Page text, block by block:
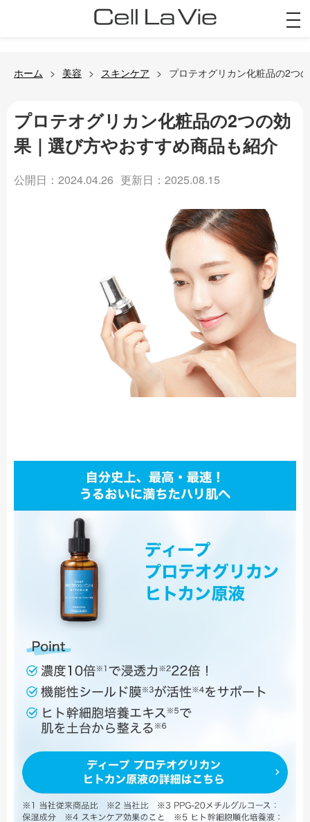
ホーム 美容 スキンケア プロテオグリカン化粧品の2つ
プロテオグリカン化粧品の2つの効
果｜選び方やおすすめ商品も紹介
公開日：2024.04.26 更新日：2025.08.15